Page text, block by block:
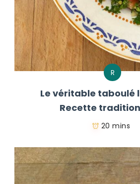
R
Le véritable taboulé
Recette
20 mins